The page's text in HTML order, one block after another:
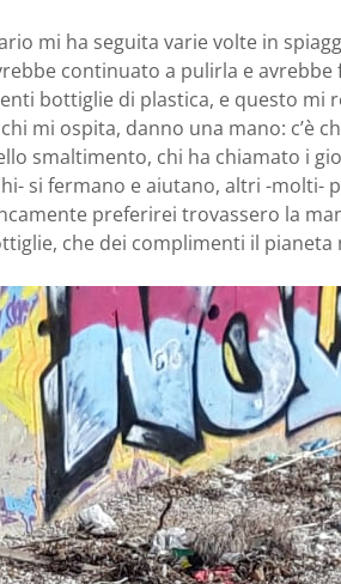
mi ha seguita varie volte in
continuato a pulirla e
bottiglie di plastica, e questo mi
mi ospita, danno una mano: c’è
smaltimento, chi ha chiamato i
si fermano e aiutano, altri -molti-
preferirei trovassero la
che dei complimenti il pianeta